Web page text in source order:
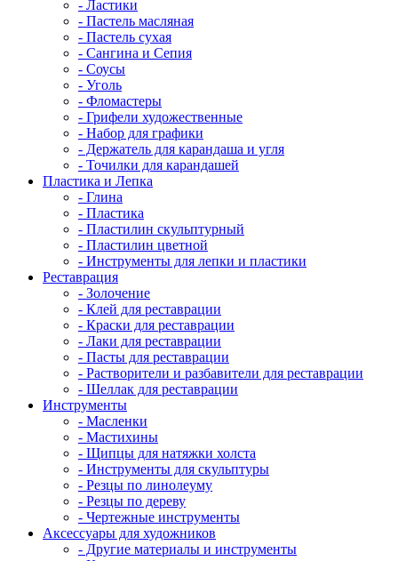
- Ластики
- Пастель масляная
- Пастель сухая
- Сангина и Сепия
- Соусы
- Уголь
- Фломастеры
- Грифели художественные
- Набор для графики
- Держатель для карандаша и угля
- Точилки для карандашей
Пластика и Лепка
- Глина
- Пластика
- Пластилин скульптурный
- Пластилин цветной
- Инструменты для лепки и пластики
Реставрация
- Золочение
- Клей для реставрации
- Краски для реставрации
- Лаки для реставрации
- Пасты для реставрации
- Растворители и разбавители для реставрации
- Шеллак для реставрации
Инструменты
- Масленки
- Мастихины
- Щипцы для натяжки холста
- Инструменты для скульптуры
- Резцы по линолеуму
- Резцы по дереву
- Чертежные инструменты
Аксессуары для художников
- Другие материалы и инструменты